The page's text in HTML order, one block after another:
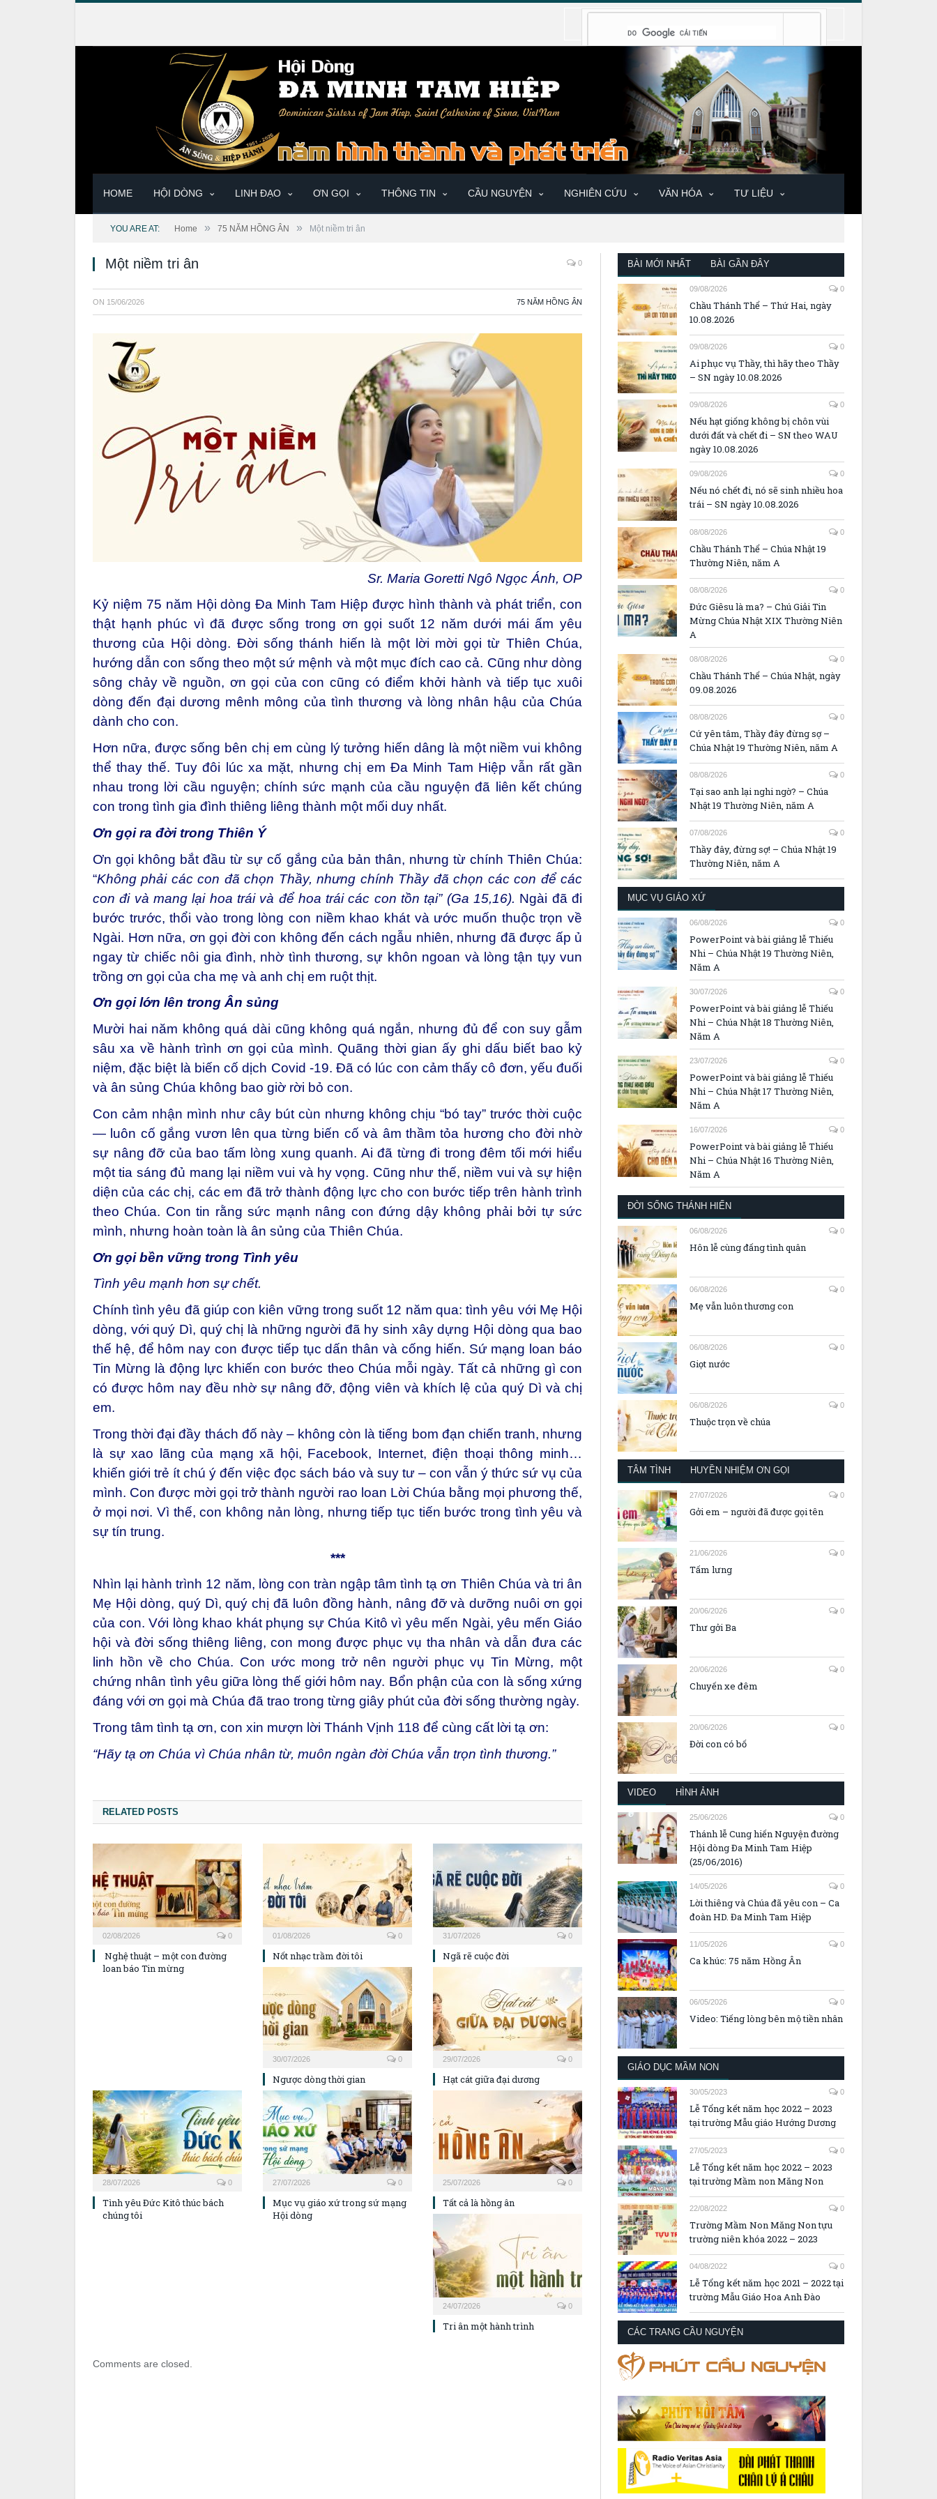
HOME HỘI DÒNG LINH ĐẠO ƠN GỌI THÔNG TIN CẦU NGUYỆN NGHIÊN CỨU VĂN HÓA TƯ LIỆU
YOU ARE AT: Home » 75 NĂM HỒNG ÂN » Một niềm tri ân
Một niềm tri ân 0
ON 15/06/2026 75 NĂM HỒNG ÂN
Sr. Maria Goretti Ngô Ngọc Ánh, OP
Kỷ niệm 75 năm Hội dòng Đa Minh Tam Hiệp được hình thành và phát triển, con
thật hạnh phúc vì đã được sống trong ơn gọi suốt 12 năm dưới mái ấm yêu
thương của Hội dòng. Đời sống thánh hiến là một lời mời gọi từ Thiên Chúa,
hướng dẫn con sống theo một sứ mệnh và một mục đích cao cả. Cũng như dòng
sông chảy về nguồn, ơn gọi của con cũng có điểm khởi hành và tiếp tục xuôi
dòng đến đại dương mênh mông của tình thương và lòng nhân hậu của Chúa
dành cho con.
Hơn nữa, được sống bên chị em cùng lý tưởng hiến dâng là một niềm vui không
thể thay thế. Tuy đôi lúc xa mặt, nhưng chị em Đa Minh Tam Hiệp vẫn rất gần
nhau trong lời cầu nguyện; chính sức mạnh của cầu nguyện đã liên kết chúng
con trong tình gia đình thiêng liêng thành một mối duy nhất.
Ơn gọi ra đời trong Thiên Ý
Ơn gọi không bắt đầu từ sự cố gắng của bản thân, nhưng từ chính Thiên Chúa:
“Không phải các con đã chọn Thầy, nhưng chính Thầy đã chọn các con để các
con đi và mang lại hoa trái và để hoa trái các con tồn tại” (Ga 15,16). Ngài đã đi
bước trước, thổi vào trong lòng con niềm khao khát và ước muốn thuộc trọn về
Ngài. Hơn nữa, ơn gọi đời con không đến cách ngẫu nhiên, nhưng đã được ấp ủ
ngay từ chiếc nôi gia đình, nhờ tình thương, sự khôn ngoan và lòng tận tụy vun
trồng ơn gọi của cha mẹ và anh chị em ruột thịt.
Ơn gọi lớn lên trong Ân sủng
Mười hai năm không quá dài cũng không quá ngắn, nhưng đủ để con suy gẫm
sâu xa về hành trình ơn gọi của mình. Quãng thời gian ấy ghi dấu biết bao kỷ
niệm, đặc biệt là biến cố dịch Covid -19. Đã có lúc con cảm thấy cô đơn, yếu đuối
và ân sủng Chúa không bao giờ rời bỏ con.
Con cảm nhận mình như cây bút cùn nhưng không chịu “bó tay” trước thời cuộc
— luôn cố gắng vươn lên qua từng biến cố và âm thầm tỏa hương cho đời nhờ
sự nâng đỡ của bao tấm lòng xung quanh. Ai đã từng đi trong đêm tối mới hiểu
một tia sáng đủ mang lại niềm vui và hy vọng. Cũng như thế, niềm vui và sự hiện
diện của các chị, các em đã trở thành động lực cho con bước tiếp trên hành trình
theo Chúa. Con tin rằng sức mạnh nâng con đứng dậy không phải bởi tự sức
mình, nhưng hoàn toàn là ân sủng của Thiên Chúa.
Ơn gọi bền vững trong Tình yêu
Tình yêu mạnh hơn sự chết.
Chính tình yêu đã giúp con kiên vững trong suốt 12 năm qua: tình yêu với Mẹ Hội
dòng, với quý Dì, quý chị là những người đã hy sinh xây dựng Hội dòng qua bao
thế hệ, để hôm nay con được tiếp tục dấn thân và cống hiến. Sứ mạng loan báo
Tin Mừng là động lực khiến con bước theo Chúa mỗi ngày. Tất cả những gì con
có được hôm nay đều nhờ sự nâng đỡ, động viên và khích lệ của quý Dì và chị
em.
Trong thời đại đầy thách đố này – không còn là tiếng bom đạn chiến tranh, nhưng
là sự xao lãng của mạng xã hội, Facebook, Internet, điện thoại thông minh…
khiến giới trẻ ít chú ý đến việc đọc sách báo và suy tư – con vẫn ý thức sứ vụ của
mình. Con được mời gọi trở thành người rao loan Lời Chúa bằng mọi phương thế,
ở mọi nơi. Vì thế, con không nản lòng, nhưng tiếp tục tiến bước trong tình yêu và
sự tín trung.
***
Nhìn lại hành trình 12 năm, lòng con tràn ngập tâm tình tạ ơn Thiên Chúa và tri ân
Mẹ Hội dòng, quý Dì, quý chị đã luôn đồng hành, nâng đỡ và dưỡng nuôi ơn gọi
của con. Với lòng khao khát phụng sự Chúa Kitô vì yêu mến Ngài, yêu mến Giáo
hội và đời sống thiêng liêng, con mong được phục vụ tha nhân và dẫn đưa các
linh hồn về cho Chúa. Con ước mong trở nên người phục vụ Tin Mừng, một
chứng nhân tình yêu giữa lòng thế giới hôm nay. Bổn phận của con là sống xứng
đáng với ơn gọi mà Chúa đã trao trong từng giây phút của đời sống thường ngày.
Trong tâm tình tạ ơn, con xin mượn lời Thánh Vịnh 118 để cùng cất lời tạ ơn:
“Hãy tạ ơn Chúa vì Chúa nhân từ, muôn ngàn đời Chúa vẫn trọn tình thương.”
RELATED POSTS
02/08/2026 0
Nghệ thuật – một con đường
loan báo Tin mừng
01/08/2026 0
Nốt nhạc trầm đời tôi
31/07/2026 0
Ngã rẽ cuộc đời
30/07/2026 0
Ngược dòng thời gian
29/07/2026 0
Hạt cát giữa đại dương
28/07/2026 0
Tình yêu Đức Kitô thúc bách
chúng tôi
27/07/2026 0
Mục vụ giáo xứ trong sứ mạng
Hội dòng
25/07/2026 0
Tất cả là hồng ân
24/07/2026 0
Tri ân một hành trình
Comments are closed.
BÀI MỚI NHẤT BÀI GẦN ĐÂY
09/08/2026 0
Chầu Thánh Thể – Thứ Hai, ngày
10.08.2026
09/08/2026 0
Ai phục vụ Thầy, thì hãy theo Thầy
– SN ngày 10.08.2026
09/08/2026 0
Nếu hạt giống không bị chôn vùi
dưới đất và chết đi – SN theo WAU
ngày 10.08.2026
09/08/2026 0
Nếu nó chết đi, nó sẽ sinh nhiều hoa
trái – SN ngày 10.08.2026
08/08/2026 0
Chầu Thánh Thể – Chúa Nhật 19
Thường Niên, năm A
08/08/2026 0
Đức Giêsu là ma? – Chú Giải Tin
Mừng Chúa Nhật XIX Thường Niên
A
08/08/2026 0
Chầu Thánh Thể – Chúa Nhật, ngày
09.08.2026
08/08/2026 0
Cứ yên tâm, Thầy đây đừng sợ –
Chúa Nhật 19 Thường Niên, năm A
08/08/2026 0
Tại sao anh lại nghi ngờ? – Chúa
Nhật 19 Thường Niên, năm A
07/08/2026 0
Thầy đây, đừng sợ! – Chúa Nhật 19
Thường Niên, năm A
MỤC VỤ GIÁO XỨ
06/08/2026 0
PowerPoint và bài giảng lễ Thiếu
Nhi – Chúa Nhật 19 Thường Niên,
Năm A
30/07/2026 0
PowerPoint và bài giảng lễ Thiếu
Nhi – Chúa Nhật 18 Thường Niên,
Năm A
23/07/2026 0
PowerPoint và bài giảng lễ Thiếu
Nhi – Chúa Nhật 17 Thường Niên,
Năm A
16/07/2026 0
PowerPoint và bài giảng lễ Thiếu
Nhi – Chúa Nhật 16 Thường Niên,
Năm A
ĐỜI SỐNG THÁNH HIẾN
06/08/2026 0
Hôn lễ cùng đấng tình quân
06/08/2026 0
Mẹ vẫn luôn thương con
06/08/2026 0
Giọt nước
06/08/2026 0
Thuộc trọn về chúa
TÂM TÌNH HUYỀN NHIỆM ƠN GỌI
27/07/2026 0
Gởi em – người đã được gọi tên
21/06/2026 0
Tấm lưng
20/06/2026 0
Thư gởi Ba
20/06/2026 0
Chuyến xe đêm
20/06/2026 0
Đời con có bố
VIDEO HÌNH ẢNH
25/06/2026 0
Thánh lễ Cung hiến Nguyện đường
Hội dòng Đa Minh Tam Hiệp
(25/06/2016)
14/05/2026 0
Lời thiêng và Chúa đã yêu con – Ca
đoàn HD. Đa Minh Tam Hiệp
11/05/2026 0
Ca khúc: 75 năm Hồng Ân
06/05/2026 0
Video: Tiếng lòng bên mộ tiền nhân
GIÁO DỤC MẦM NON
30/05/2023 0
Lễ Tổng kết năm học 2022 – 2023
tại trường Mẫu giáo Hướng Dương
27/05/2023 0
Lễ Tổng kết năm học 2022 – 2023
tại trường Mầm non Măng Non
22/08/2022 0
Trường Mầm Non Măng Non tựu
trường niên khóa 2022 – 2023
04/08/2022 0
Lễ Tổng kết năm học 2021 – 2022 tại
trường Mẫu Giáo Hoa Anh Đào
CÁC TRANG CẦU NGUYỆN